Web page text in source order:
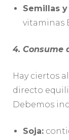
Semillas
vitaminas
4. Consume
Hay ciertos
directo
Debemos
Soja: